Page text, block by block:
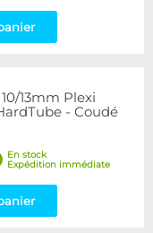
13mm Plexi
- Coudé
En stock
Expédition immédiate